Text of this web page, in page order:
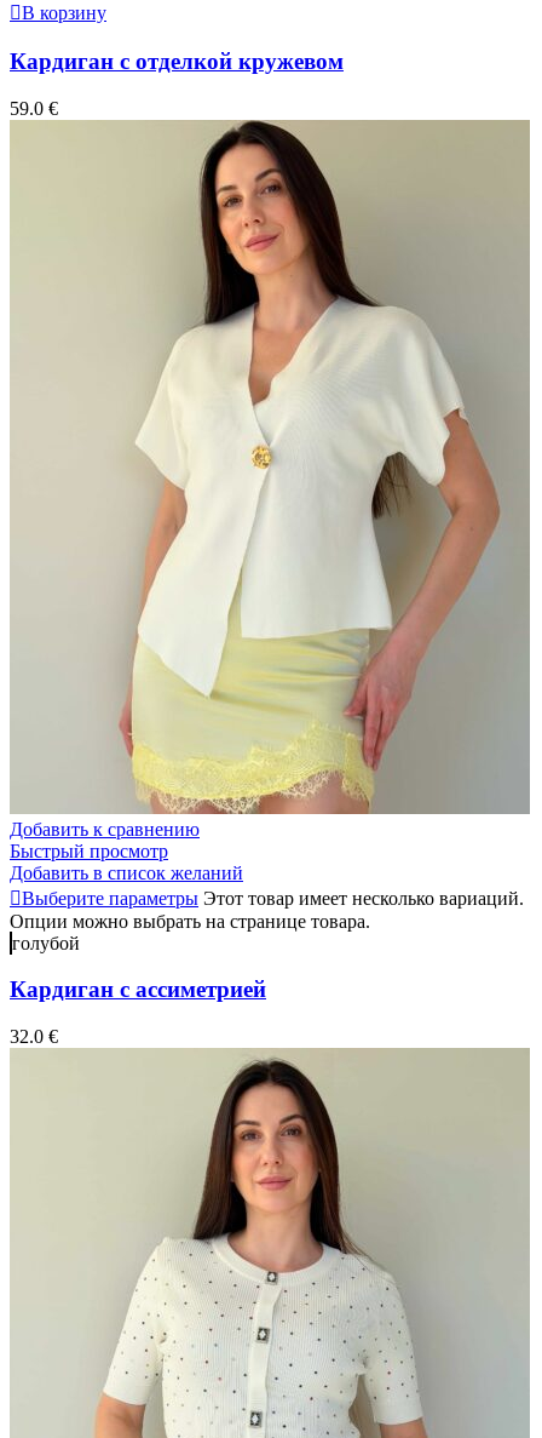
В корзину
Кардиган с отделкой кружевом
59.0 €
Добавить к сравнению
Быстрый просмотр
Добавить в список желаний
Выберите параметры Этот товар имеет несколько вариаций.
Опции можно выбрать на странице товара.
голубой
Кардиган с ассиметрией
32.0 €